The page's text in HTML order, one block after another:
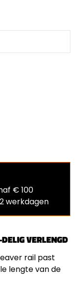
VERLENGD
rail past
lengte van de
€ 100
werkdagen